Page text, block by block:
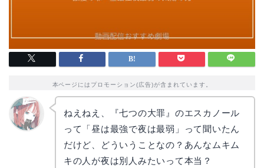
本ページにはプロモーション(広告)が含まれています。
ねえねえ、『七つの大罪』のエスカノール
って「昼は最強で夜は最弱」って聞いたん
だけど、どういうことなの？あんなムキム
キの人が夜は別人みたいって本当？